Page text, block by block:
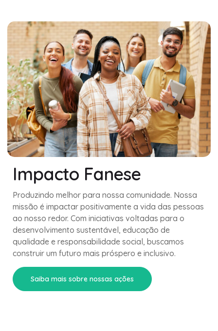
Impacto Fanese
Produzindo melhor para nossa comunidade. Nossa
missão é impactar positivamente a vida das pessoas
ao nosso redor. Com iniciativas voltadas para o
desenvolvimento sustentável, educação de
qualidade e responsabilidade social, buscamos
construir um futuro mais próspero e inclusivo.
Saiba mais sobre nossas ações